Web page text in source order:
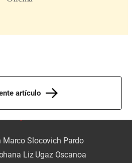
artículo
Marco Slocovich Pardo
Liz Ugaz Oscanoa